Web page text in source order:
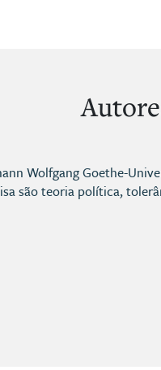
Wolfgang Goethe-
são teoria política,